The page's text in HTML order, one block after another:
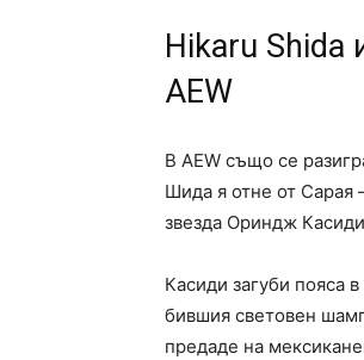
Hikaru Shida
AEW
В AEW също се
Шида я отне от Сарая
звезда Ориндж
Касиди загуби пояса
бившия световен
предаде на